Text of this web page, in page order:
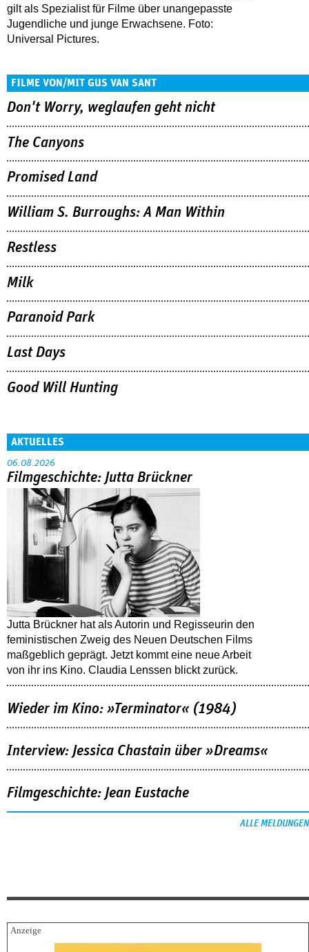
gilt als Spezialist für Filme über unangepasste
Jugendliche und junge Erwachsene. Foto:
Universal Pictures.
FILME VON/MIT GUS VAN SANT
Don't Worry, weglaufen geht nicht
The Canyons
Promised Land
William S. Burroughs: A Man Within
Restless
Milk
Paranoid Park
Last Days
Good Will Hunting
AKTUELLES
06.08.2026
Filmgeschichte: Jutta Brückner
Jutta Brückner hat als Autorin und Regisseurin den
feministischen Zweig des Neuen Deutschen Films
maßgeblich geprägt. Jetzt kommt eine neue Arbeit
von ihr ins Kino. Claudia Lenssen blickt zurück.
Wieder im Kino: »Terminator« (1984)
Interview: Jessica Chastain über »Dreams«
Filmgeschichte: Jean Eustache
ALLE MELDUNGEN